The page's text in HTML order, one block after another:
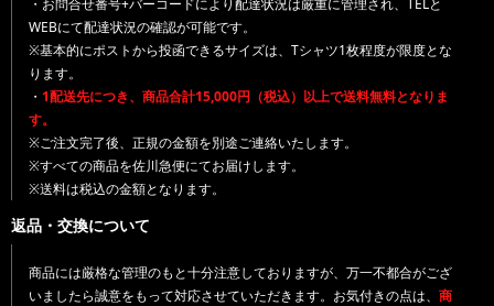
WEBにて配達状況の確認が可能です。
※基本的にポストから投函できるサイズは、Tシャツ1枚程度が限度とな
ります。
・ 1配送先につき、商品合計15,000円（税込）以上で送料無料となりま
す。
※ご注文完了後、正規の金額を別途ご連絡いたします。
※すべての商品を佐川急便にてお届けします。
※送料は税込の金額となります。
返品・交換について
商品には厳格な管理のもと十分注意しておりますが、万一不都合がござ
いましたら誠意をもって対応させていただきます。お気付きの点は、 商